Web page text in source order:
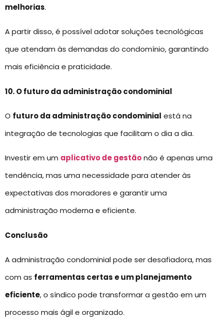
melhorias.
A partir disso, é possível adotar soluções tecnológicas
que atendam às demandas do condomínio, garantindo
mais eficiência e praticidade.
10. O futuro da administração condominial
O futuro da administração condominial está na
integração de tecnologias que facilitam o dia a dia.
Investir em um aplicativo de gestãonão é apenas uma
tendência, mas uma necessidade para atender às
expectativas dos moradores e garantir uma
administração moderna e eficiente.
Conclusão
A administração condominial pode ser desafiadora, mas
com as ferramentas certas e um planejamento
eficiente, o síndico pode transformar a gestão em um
processo mais ágil e organizado.